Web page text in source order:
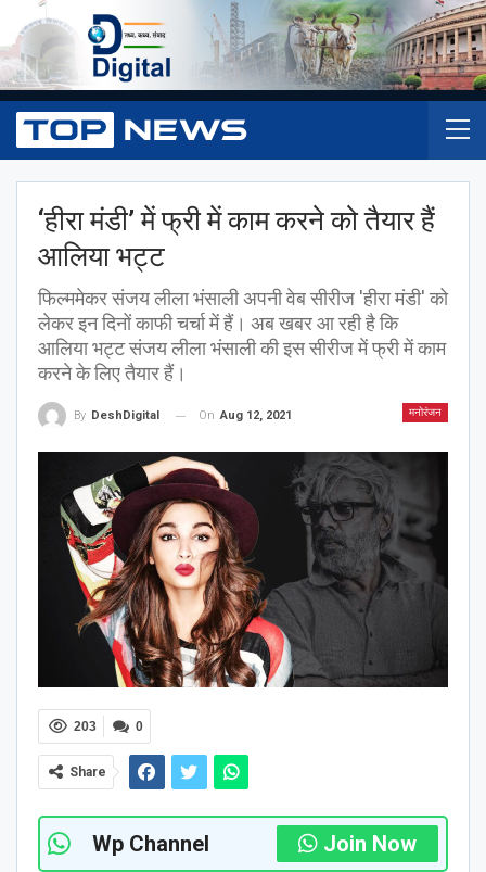
‘हीरा मंडी’ में फ्री में काम करने को तैयार हैं
आलिया भट्ट
फिल्ममेकर संजय लीला भंसाली अपनी वेब सीरीज 'हीरा मंडी' को
लेकर इन दिनों काफी चर्चा में हैं। अब खबर आ रही है कि
आलिया भट्ट संजय लीला भंसाली की इस सीरीज में फ्री में काम
करने के लिए तैयार हैं।
मनोरंजन
By DeshDigital On Aug 12, 2021
0
203
Share
Wp Channel Join Now